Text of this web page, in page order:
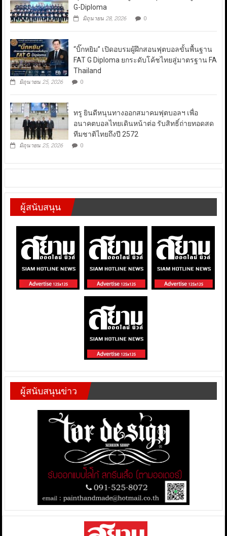
G-Diploma
มิถุนายน 28, 2026 0
“บิ๊กหยิม” เปิดอบรมผู้ฝึกสอนฟุตบอลขั้นพื้นฐาน
FAT G Diploma ยกระดับโค้ชไทยสู่มาตรฐาน FA
Thailand
มิถุนายน 25, 2026 0
ทรู ยินดีหนุนทางออกสมาคมฟุตบอลฯ เพื่อ
อนาคตบอลไทยเดินหน้าต่อ รับสิทธิ์ถ่ายทอดสด
ทีมชาติไทยถึงปี 2572
มิถุนายน 25, 2026 0
ผู้สนับสนุน
ผู้สนับสนุนข่าว